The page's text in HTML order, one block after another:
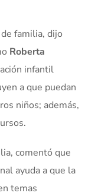
familia, dijo
Roberta
infantil
a que puedan
niños; además,
comentó que
ayuda a que la
temas